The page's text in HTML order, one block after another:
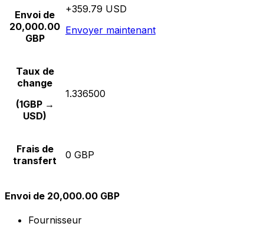
Envoi de
20,000.00
GBP
+359.79 USD
Envoyer maintenant
Taux de
change
(1GBP →
USD)
1.336500
Frais de
transfert
0 GBP
Envoi de 20,000.00 GBP
Fournisseur